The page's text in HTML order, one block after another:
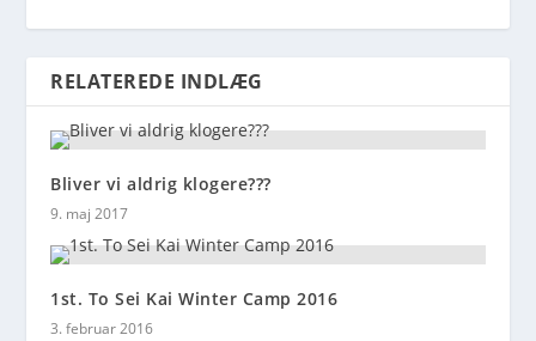
RELATEREDE INDLÆG
Bliver vi aldrig klogere???
9. maj 2017
1st. To Sei Kai Winter Camp 2016
3. februar 2016